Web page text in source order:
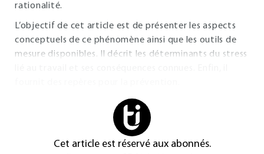
rationalité.
L’objectif de cet article est de présenter les aspects
conceptuels de ce phénomène ainsi que les outils de
mesure disponibles. Il décrit les déterminants du stress
Cet article est réservé aux abonnés.